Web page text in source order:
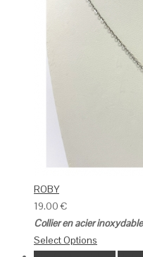
ROBY
19.00€
Collier en acier
Select Options